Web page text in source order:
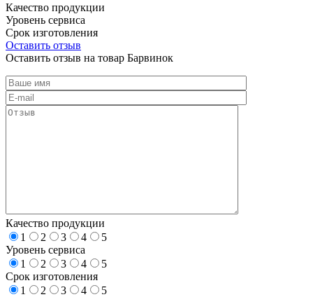
Качество продукции
Уровень сервиса
Срок изготовления
Оставить отзыв
Оставить отзыв на товар Барвинок
Качество продукции
1
2 3 4
5
Уровень сервиса
1
2 3 4
5
Срок изготовления
1
2 3 4
5